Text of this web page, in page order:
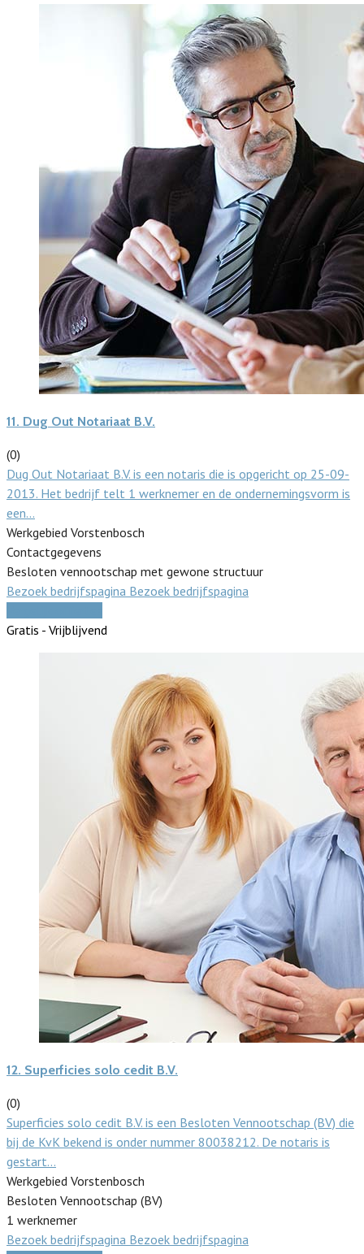
11. Dug Out Notariaat B.V.
(0)
Dug Out Notariaat B.V. is een notaris die is opgericht op 25-09-
2013. Het bedrijf telt 1 werknemer en de ondernemingsvorm is
een…
Werkgebied Vorstenbosch
Contactgegevens
Besloten vennootschap met gewone structuur
Bezoek bedrijfspagina Bezoek bedrijfspagina
Gratis - Vrijblijvend
12. Superficies solo cedit B.V.
(0)
Superficies solo cedit B.V. is een Besloten Vennootschap (BV) die
bij de KvK bekend is onder nummer 80038212. De notaris is
gestart…
Werkgebied Vorstenbosch
Besloten Vennootschap (BV)
1 werknemer
Bezoek bedrijfspagina Bezoek bedrijfspagina